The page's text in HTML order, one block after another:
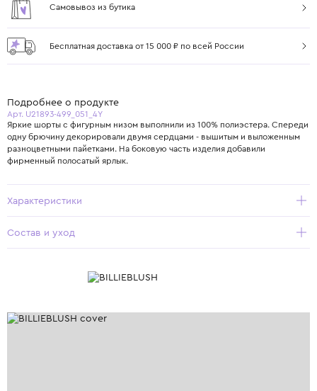
Самовывоз из бутика
Бесплатная доставка от 15 000 ₽ по всей России
Подробнее о продукте
Арт. U21893-499_051_4Y
Яркие шорты с фигурным низом выполнили из 100% полиэстера. Спереди
одну брючину декорировали двумя сердцами - вышитым и выложенным
разноцветными пайетками. На боковую часть изделия добавили
фирменный полосатый ярлык.
Характеристики
Состав и уход